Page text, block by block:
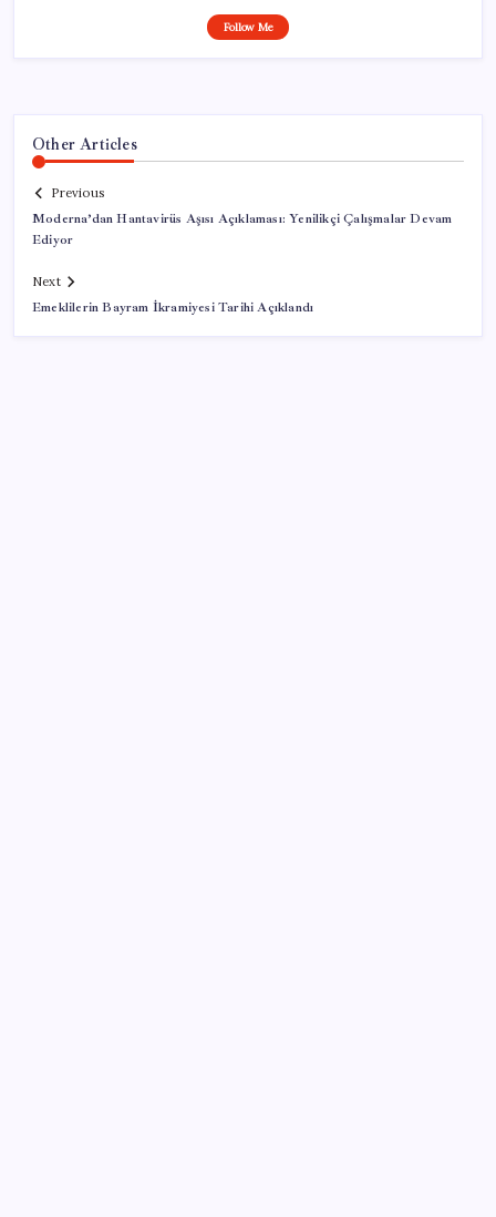
Follow Me
Other Articles
Previous
Moderna’dan Hantavirüs Aşısı Açıklaması: Yenilikçi Çalışmalar Devam
Ediyor
Next
Emeklilerin Bayram İkramiyesi Tarihi Açıklandı